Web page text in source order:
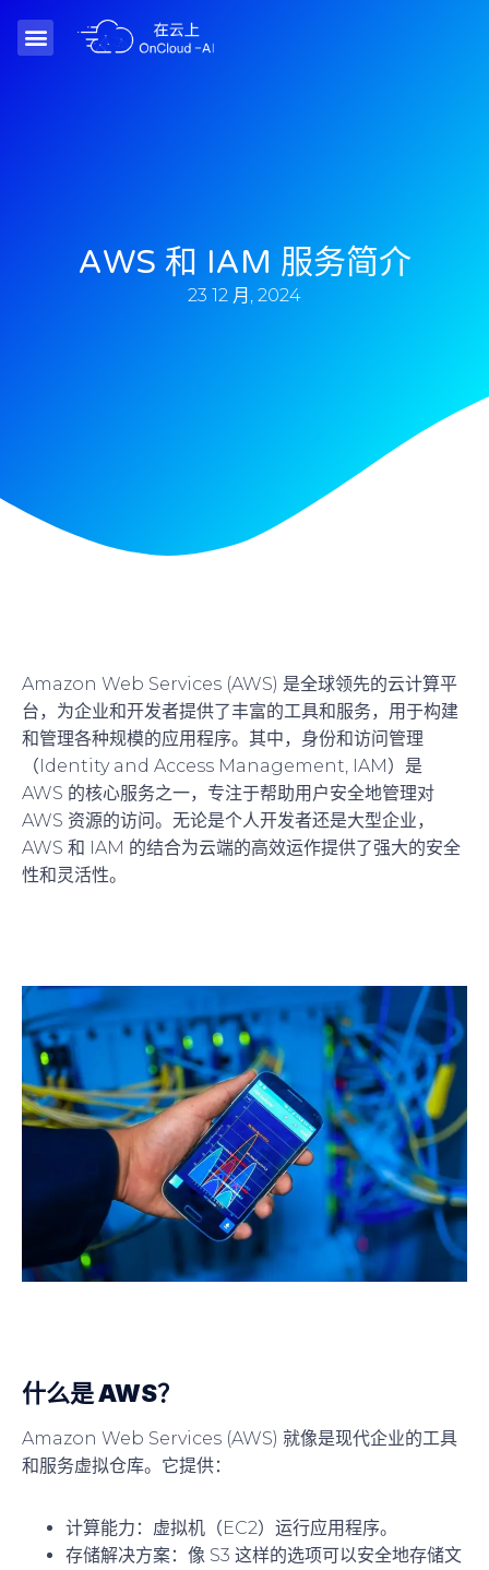
AWS 和 IAM 服务简介
23 12 月, 2024
Amazon Web Services (AWS) 是全球领先的云计算平
台，为企业和开发者提供了丰富的工具和服务，用于构建
和管理各种规模的应用程序。其中，身份和访问管理
（Identity and Access Management, IAM）是
AWS 的核心服务之一，专注于帮助用户安全地管理对
AWS 资源的访问。无论是个人开发者还是大型企业，
AWS 和 IAM 的结合为云端的高效运作提供了强大的安全
性和灵活性。
什么是 AWS？
Amazon Web Services (AWS) 就像是现代企业的工具
和服务虚拟仓库。它提供：
计算能力 ：虚拟机（EC2）运行应用程序。
存储解决方案：像 S3 这样的选项可以安全地存储文